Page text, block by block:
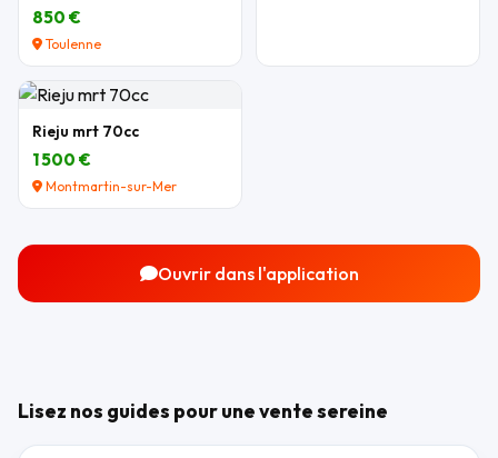
850 €
Toulenne
Rieju mrt 70cc
1 500 €
Montmartin-sur-Mer
Ouvrir dans l'application
Lisez nos guides pour une vente sereine